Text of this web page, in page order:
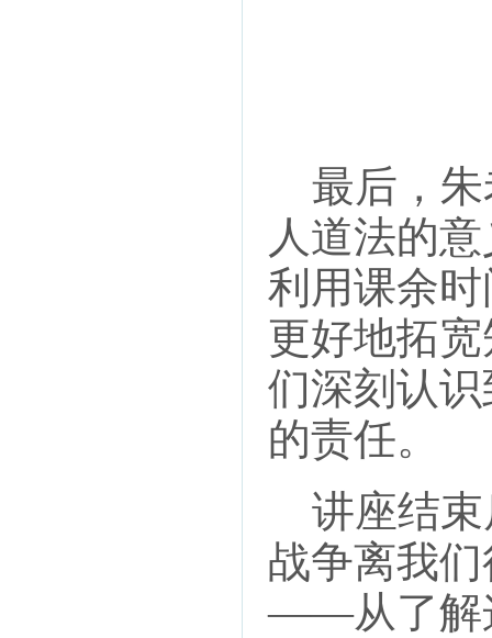
最后，朱
人道法的
利用课余
更好地拓
们深刻认
的责任。
讲座结束
战争离我
——从了解